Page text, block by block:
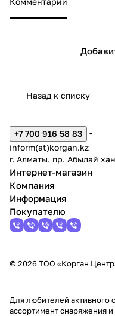
Назад к списку
+7 700 916 58 83
inform(at)korgan.kz
г. Алматы. пр. Абылай
Интернет-магазин
Компания
Информация
Покупателю
© 2026 ТОО «Корган
Для любителей активного
ассортимент снаряжения